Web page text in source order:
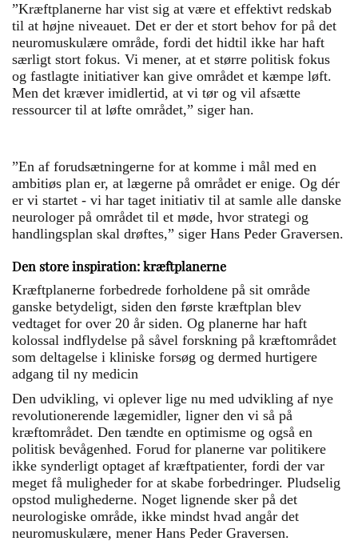
”Kræftplanerne har vist sig at være et effektivt redskab
til at højne niveauet. Det er der et stort behov for på det
neuromuskulære område, fordi det hidtil ikke har haft
særligt stort fokus. Vi mener, at et større politisk fokus
og fastlagte initiativer kan give området et kæmpe løft.
Men det kræver imidlertid, at vi tør og vil afsætte
ressourcer til at løfte området,” siger han.
”En af forudsætningerne for at komme i mål med en
ambitiøs plan er, at lægerne på området er enige. Og dér
er vi startet - vi har taget initiativ til at samle alle danske
neurologer på området til et møde, hvor strategi og
handlingsplan skal drøftes,” siger Hans Peder Graversen.
Den store inspiration: kræftplanerne
Kræftplanerne forbedrede forholdene på sit område
ganske betydeligt, siden den første kræftplan blev
vedtaget for over 20 år siden. Og planerne har haft
kolossal indflydelse på såvel forskning på kræftområdet
som deltagelse i kliniske forsøg og dermed hurtigere
adgang til ny medicin
Den udvikling, vi oplever lige nu med udvikling af nye
revolutionerende lægemidler, ligner den vi så på
kræftområdet. Den tændte en optimisme og også en
politisk bevågenhed. Forud for planerne var politikere
ikke synderligt optaget af kræftpatienter, fordi der var
meget få muligheder for at skabe forbedringer. Pludselig
opstod mulighederne. Noget lignende sker på det
neurologiske område, ikke mindst hvad angår det
neuromuskulære, mener Hans Peder Graversen.